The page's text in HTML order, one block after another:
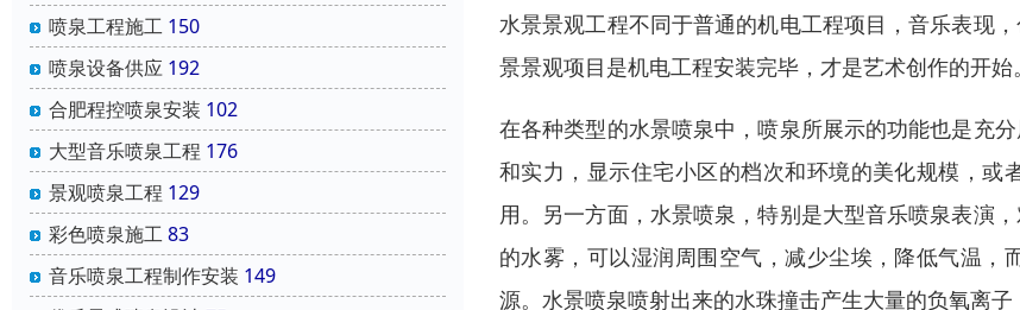
喷泉工程施工 150
喷泉设备供应 192
合肥程控喷泉安装 102
大型音乐喷泉工程 176
景观喷泉工程 129
彩色喷泉施工83
音乐喷泉工程制作安装 149
水景景观工程不同于普通的机电工程项目，音乐表现
景景观项目是机电工程安装完毕，才是艺术创作的开始。
在各种类型的水景喷泉中，喷泉所展示的功能也是充
和实力，显示住宅小区的档次和环境的美化规模，
用。另一方面，水景喷泉，特别是大型音乐喷泉表演
的水雾，可以湿润周围空气，减少尘埃，降低气温
源。水景喷泉喷射出来的水珠撞击产生大量的负氧离子